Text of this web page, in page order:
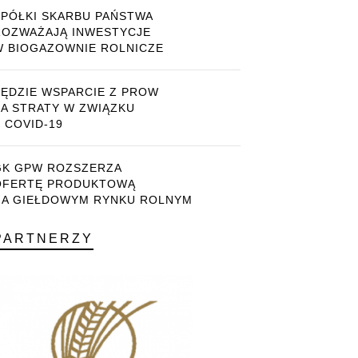
SKARBU PAŃSTWA
INWESTYCJE
BIOGAZOWNIE ROLNICZE
WSPARCIE Z PROW
STRATY W ZWIĄZKU
COVID-19
GPW ROZSZERZA
PRODUKTOWĄ
GIEŁDOWYM RYNKU ROLNYM